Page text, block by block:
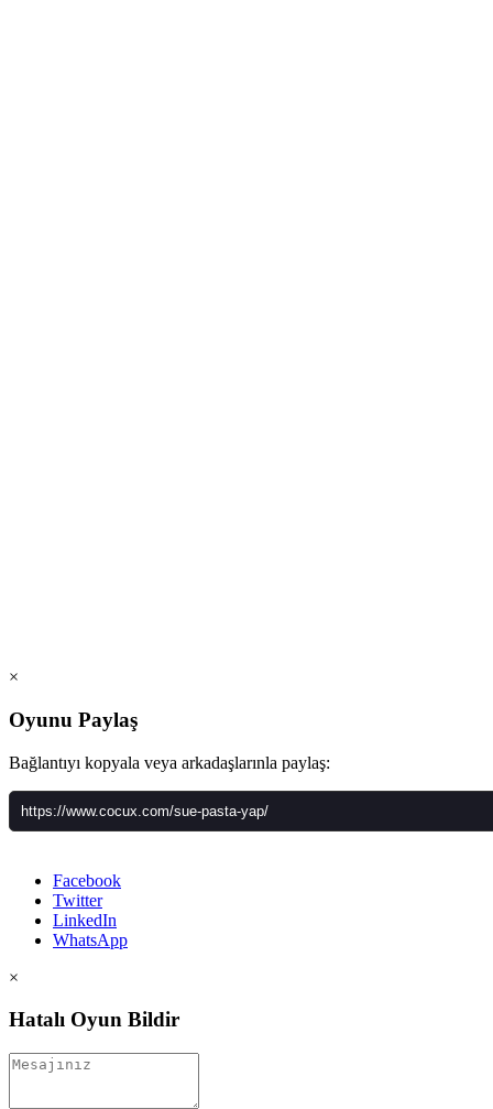
×
Oyunu Paylaş
Bağlantıyı kopyala veya arkadaşlarınla paylaş:
Facebook
Twitter
LinkedIn
WhatsApp
×
Hatalı Oyun Bildir